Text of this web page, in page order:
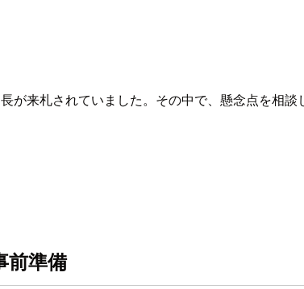
が来札されていました。その中で、懸念点を相談
前準備